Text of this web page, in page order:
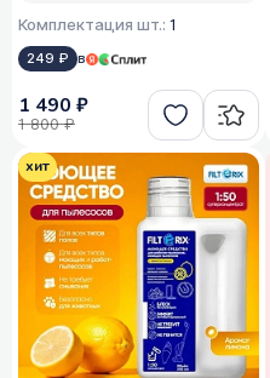
Комплектация шт.: 1
249 ₽ в
1 490 ₽
1 800 ₽
хит